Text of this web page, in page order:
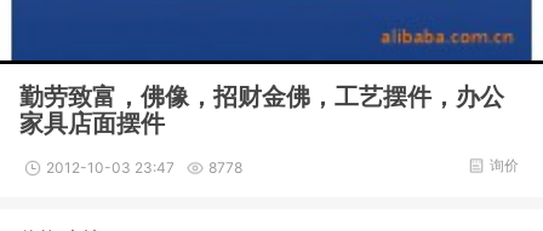
勤劳致富，佛像，招财金佛，工艺摆件，办公
家具店面摆件
2012-10-03 23:47 8778 询价